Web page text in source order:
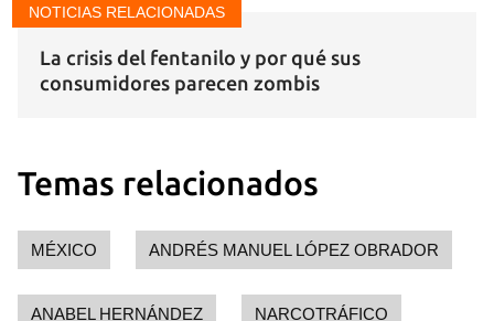
NOTICIAS RELACIONADAS
La crisis del fentanilo y por qué sus
consumidores parecen zombis
Temas relacionados
MÉXICO ANDRÉS MANUEL LÓPEZ OBRADOR
ANABEL HERNÁNDEZ NARCOTRÁFICO